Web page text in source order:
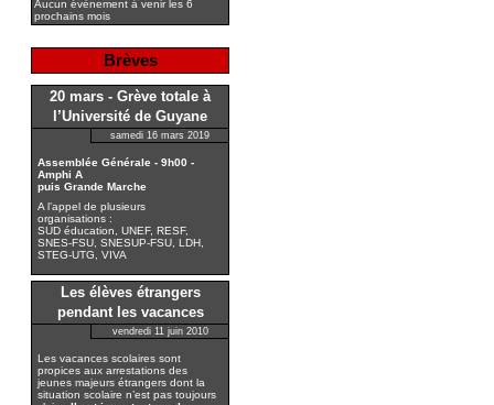
Aucun évènement à venir les 6
prochains mois
Brèves
20 mars - Grève totale à
l’Université de Guyane
samedi 16 mars 2019
Assemblée Générale - 9h00 -
Amphi A
puis Grande Marche
A l’appel de plusieurs
organisations :
SUD éducation, UNEF, RESF,
SNES-FSU, SNESUP-FSU, LDH,
STEG-UTG, VIVA
Les élèves étrangers
pendant les vacances
vendredi 11 juin 2010
Les vacances scolaires sont
propices aux arrestations des
jeunes majeurs étrangers dont la
situation scolaire n’est pas toujours